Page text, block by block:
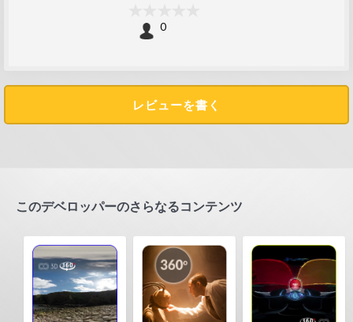
0
レビューを書く
このデベロッパーのさらなるコンテンツ